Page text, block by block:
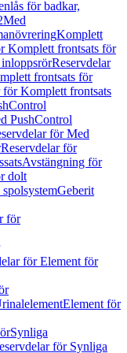
för badkar,
Med
Komplett
Komplett frontsats för
Reservdelar
frontsats för
för Komplett frontsats
PushControl
för Med
Reservdelar för
Avstängning för
dolt
Geberit
för
för Element för
Element för
Synliga
för Synliga